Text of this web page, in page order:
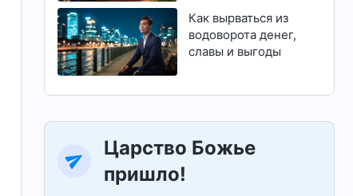
Как вырваться из
водоворота денег,
славы и выгоды
Царство Божье
пришло!